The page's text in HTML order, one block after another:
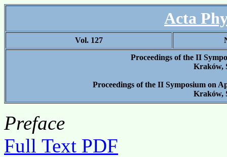
Acta
Vol. 127
Proceedings of the II
Kraków,
Proceedings of the II Symposium on
Kraków,
Preface
Full Text PDF